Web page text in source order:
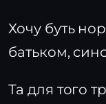
Хочу буть
батьком,
Та для того